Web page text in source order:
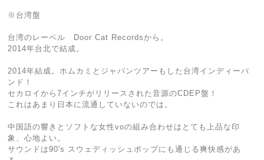
※台湾盤
台湾のレーベル Door Cat Recordsから。
2014年台北で結成。
2014年結成。ホムカミとジャパンツアーもした台湾インディーバ
ンド！
セカロイから7インチがリリースされた音源のCDEP盤！
これはあまり日本に流通していないのでは。
中国語の響きとソフトな女性voの組み合わせはとても上品な印
象、心地よい。
サウンドは90's スウェディッシュポップにも通じる爽快感があ